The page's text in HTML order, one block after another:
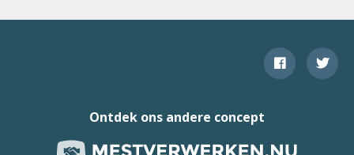
Ontdek ons andere concept